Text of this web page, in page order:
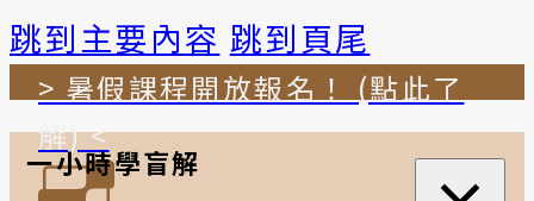
跳到主要內容 跳到頁尾
> 暑假課程開放報名！ (點此了
解) <
一小時學盲解